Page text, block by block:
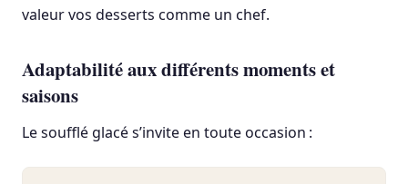
valeur vos desserts comme un chef.
Adaptabilité aux différents moments et
saisons
Le soufflé glacé s’invite en toute occasion :